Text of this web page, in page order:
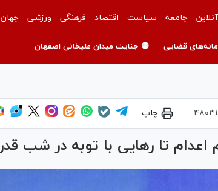
جامعه سیاست اقتصاد فرهنگی ورزشی جهان
قضایی 🟡 جنایت میدان علیخانی اصفهان
چاپ
اعدام تا رهایی با توبه در شب قدر